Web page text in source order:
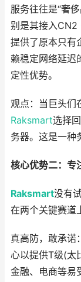
服务往往是“奢
别是其接入CN2
提供了原本只有
赖稳定网络延迟
定性优势。
观点：当巨头们
Raksmart选择
务器。这是一种
核心优势二：专
Raksmart没有
在两个关键赛道
真高防，敢承诺
心以提供T级(太
金融、电商等易